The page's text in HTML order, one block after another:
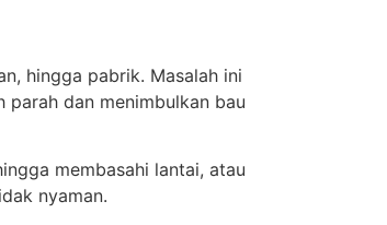
hingga pabrik. Masalah ini
dan menimbulkan bau
membasahi lantai, atau
nyaman.